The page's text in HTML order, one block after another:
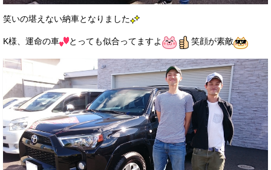
笑いの堪えない納車となりました
K様、運命の車 とっても似合ってますよ 笑顔が素敵